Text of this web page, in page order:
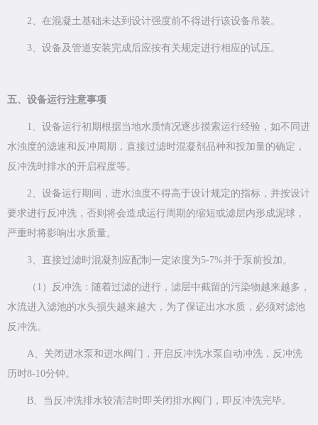
2、在混凝土基础未达到设计强度前不得进行该设备吊装。
3、设备及管道安装完成后应按有关规定进行相应的试压。
五、设备运行注意事项
1、设备运行初期根据当地水质情况逐步摸索运行经验，如不同进
水浊度的滤速和反冲周期，直接过滤时混凝剂品种和投加量的确定，
反冲洗时排水的开启程度等。
2、设备运行期间，进水浊度不得高于设计规定的指标，并按设计
要求进行反冲洗，否则将会造成运行周期的缩短或滤层内形成泥球，
严重时将影响出水质量。
3、直接过滤时混凝剂应配制一定浓度为5-7%并于泵前投加。
（1）反冲洗：随着过滤的进行，滤层中截留的污染物越来越多，
水流进入滤池的水头损失越来越大，为了保证出水水质，必须对滤池
反冲洗。
A、关闭进水泵和进水阀门，开启反冲洗水泵自动冲洗，反冲洗
历时8-10分钟。
B、当反冲洗排水较清洁时即关闭排水阀门，即反冲洗完毕。